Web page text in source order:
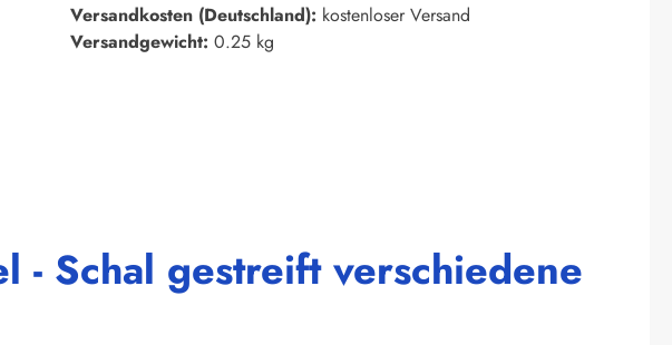
Versandkosten (Deutschland): kostenloser Versand
Versandgewicht: 0.25 kg
- Schal gestreift verschiedene